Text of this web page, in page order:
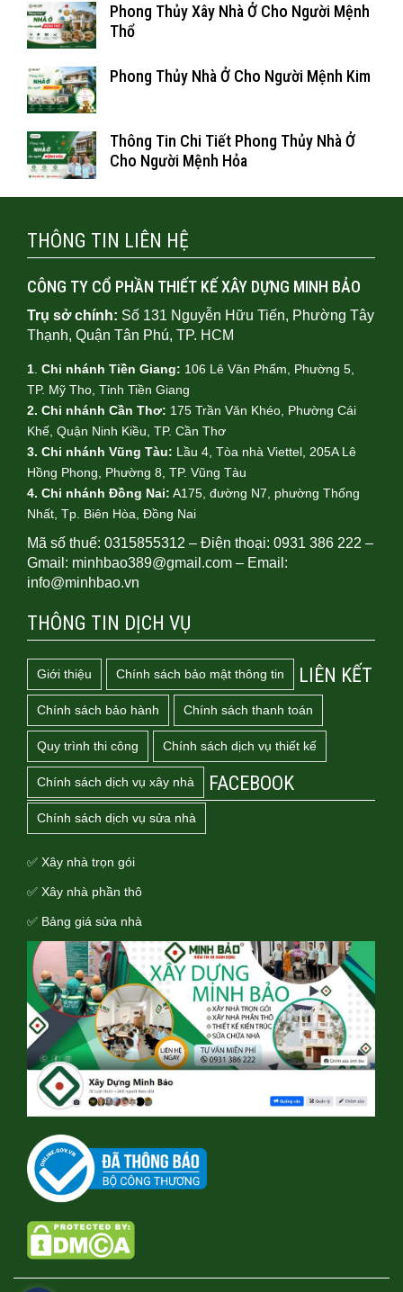
Phong Thủy Xây Nhà Ở Cho Người Mệnh
Thổ
Phong Thủy Nhà Ở Cho Người Mệnh Kim
Thông Tin Chi Tiết Phong Thủy Nhà Ở
Cho Người Mệnh Hỏa
THÔNG TIN LIÊN HỆ
CÔNG TY CỔ PHẦN THIẾT KẾ XÂY DỰNG MINH BẢO
Trụ sở chính: Số 131 Nguyễn Hữu Tiến, Phường Tây
Thạnh, Quận Tân Phú, TP. HCM
1 Chi nhánh Tiền Giang: 106 Lê Văn Phẩm, Phường 5,
TP. Mỹ Tho, Tỉnh Tiền Giang
2. Chi nhánh Cần Thơ: 175 Trần Văn Khéo, Phường Cái
Khế, Quận Ninh Kiều, TP. Cần Thơ
3. Chi nhánh Vũng Tàu: Lầu 4, Tòa nhà Viettel, 205A Lê
Hồng Phong, Phường 8, TP. Vũng Tàu
4. Chi nhánh Đồng Nai: A175, đường N7, phường Thống
Nhất, Tp. Biên Hòa, Đồng Nai
Mã số thuế: 0315855312 – Điện thoại: 0931 386 222 –
Gmail: minhbao389@gmail.com – Email:
info@minhbao.vn
THÔNG TIN DỊCH VỤ
Giới thiệu Chính sách bảo mật thông tin
Chính sách bảo hành Chính sách thanh toán
Quy trình thi công Chính sách dịch vụ thiết kế
Chính sách dịch vụ xây nhà
Chính sách dịch vụ sửa nhà
✅ Xây nhà trọn gói
✅ Xây nhà phần thô
✅ Bảng giá sửa nhà
LIÊN KẾT
FACEBOOK